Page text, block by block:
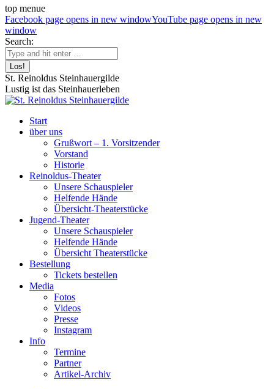
top menue
Facebook page opens in new windowYouTube page opens in new
window
Search:
St. Reinoldus Steinhauergilde
Lustig ist das Steinhauerleben
Start
über uns
Grußwort – 1. Vorsitzender
Vorstand
Historie
Reinoldus-Theater
Unsere Schauspieler
Helfende Hände
Übersicht-Theaterstücke
Jugend-Theater
Unsere Schauspieler
Helfende Hände
Übersicht Theaterstücke
Bestellung
Tickets bestellen
Media
Fotos
Videos
Presse
Instagram
Info
Termine
Partner
Artikel-Archiv